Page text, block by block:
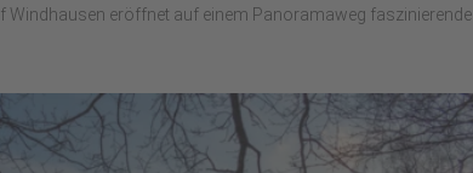
eröffnet auf einem Panoramaweg faszinierende